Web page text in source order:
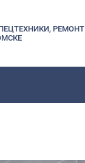
РЕМОНТ